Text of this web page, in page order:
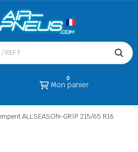
Mon panier
0
ALLSEASON-GRIP 215/65 R16